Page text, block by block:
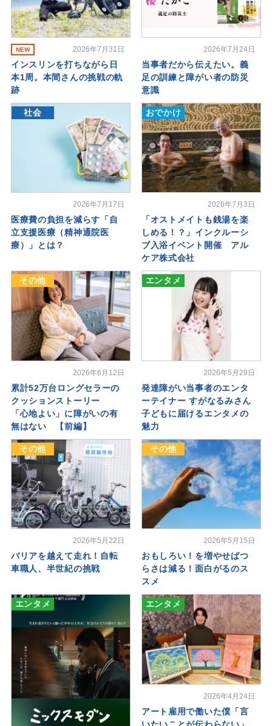
NEW 2026年7月31日
インスリンを打ちながら日
本1周。本間さんの挑戦の軌
跡
2026年7月24日
当事者だから伝えたい。義
足の訓練と障がい者の防災
意識
社会
2026年7月17日
医療費の負担を減らす「自
立支援医療（精神通院医
療）」とは？
おでかけ
2026年7月3日
「オストメイトも銭湯を楽
しめる！？」インクルーシ
ブ入浴イベント開催 アル
ケア株式会社
その他
2026年6月12日
累計52万台ロングセラーの
クッションストーリー
「心地よい」に障がいの有
無はない 【前編】
エンタメ
2026年5月29日
発達障がい当事者のエンタ
ーテイナー すがなるみさん
子どもに届けるエンタメの
魅力
その他
2026年5月22日
バリアを越えて走れ！自転
車職人、半世紀の挑戦
その他
2026年5月15日
おもしろい！を増やせばつ
らさは減る！面白がるのス
スメ
エンタメ エンタメ
2026年4月24日
アート雇用で働いた僕「言
いたいことが伝わらない」